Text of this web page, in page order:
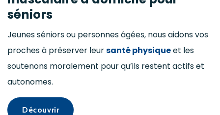
séniors
Jeunes séniors ou personnes âgées, nous aidons vos
proches à préserver leursanté physiqueet les
soutenons moralement pour qu’ils restent actifs et
autonomes.
Découvrir